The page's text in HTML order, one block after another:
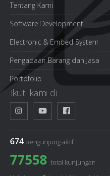
Tentang Kami
Software Development
Electronic & Embed System
Pengadaan Barang dan Jasa
Portofolio
Ikuti kami di
674 pengunjung aktif
77558 total kunjungan